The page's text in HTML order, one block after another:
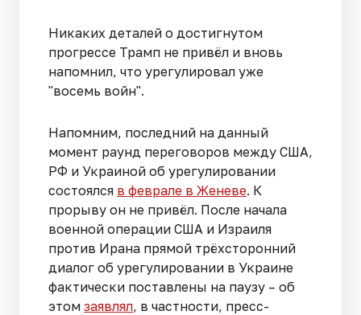
Никаких деталей о достигнутом
прогрессе Трамп не привёл и вновь
напомнил, что урегулировал уже
"восемь войн".
Напомним, последний на данный
момент раунд переговоров между США,
РФ и Украиной об урегулировании
состоялся в феврале в Женеве. К
прорыву он не привёл. После начала
военной операции США и Израиля
против Ирана прямой трёхсторонний
диалог об урегулировании в Украине
фактически поставлены на паузу – об
этом заявлял, в частности, пресс-